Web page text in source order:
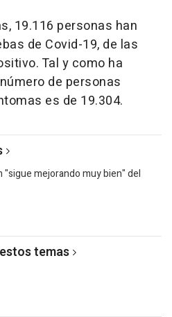
19.116 personas han
de Covid-19, de las
Tal y como ha
de personas
es de 19.304.
"sigue mejorando muy bien" del
temas